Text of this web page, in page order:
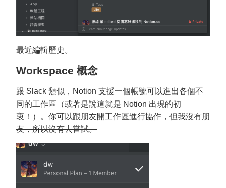
最近編輯歷史。
Workspace 概念
跟 Slack 類似，Notion 支援一個帳號可以進出各個不
同的工作區（或著是說這就是 Notion 出現的初
衷！）。你可以跟朋友開工作區進行協作， 但我沒有朋
友，所以沒有去嘗試。